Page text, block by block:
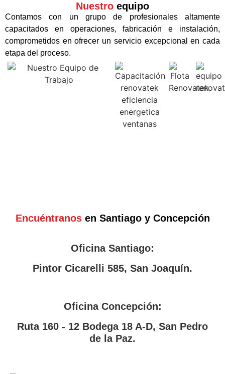
Nuestro equipo
Contamos con un grupo de profesionales altamente
capacitados en operaciones, fabricación e instalación,
comprometidos en ofrecer un servicio excepcional en cada
etapa del proceso.
Encuéntranos en Santiago y Concepción
Oficina Santiago:
Pintor Cicarelli 585, San Joaquín.
Oficina Concepción:
Ruta 160 - 12 Bodega 18 A-D, San Pedro
de la Paz.